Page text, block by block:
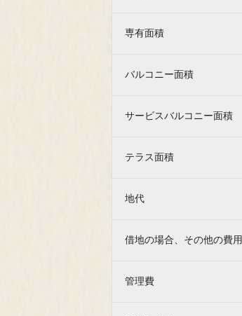
専有面積
バルコニー面積
サービスバルコニー面積
テラス面積
地代
借地の場合、その他の費用
管理費